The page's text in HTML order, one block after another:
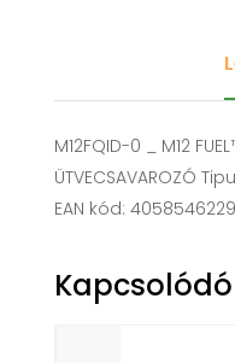
M12FQID-0 _ M12
ÜTVECSAVAROZÓ
EAN kód: